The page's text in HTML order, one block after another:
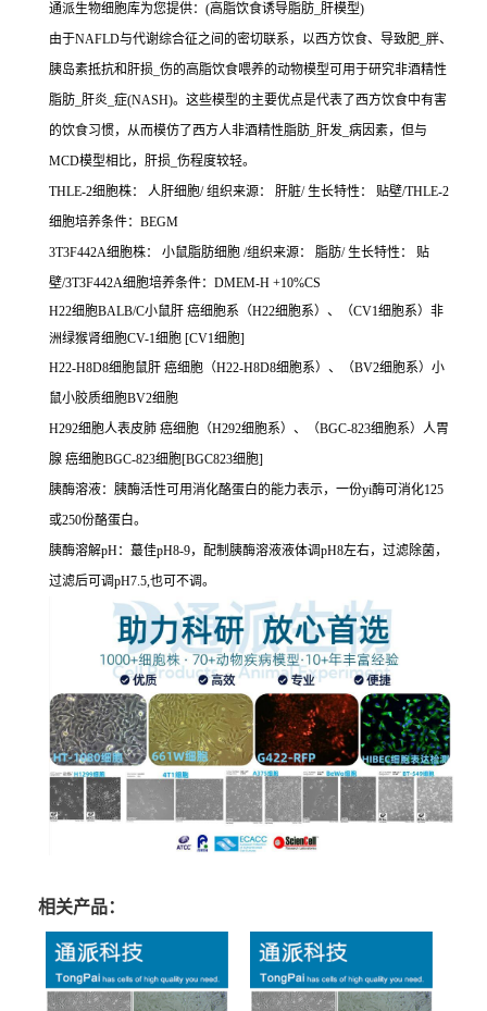
通派生物细胞库为您提供：(高脂饮食诱导脂肪_肝模型)
由于NAFLD与代谢综合征之间的密切联系，以西方饮食、导致肥_胖、
胰岛素抵抗和肝损_伤的高脂饮食喂养的动物模型可用于研究非酒精性
脂肪_肝炎_症(NASH)。这些模型的主要优点是代表了西方饮食中有害
的饮食习惯，从而模仿了西方人非酒精性脂肪_肝发_病因素，但与
MCD模型相比，肝损_伤程度较轻。
THLE-2细胞株： 人肝细胞/ 组织来源： 肝脏/ 生长特性： 贴壁/THLE-2
细胞培养条件：BEGM
3T3F442A细胞株： 小鼠脂肪细胞 /组织来源： 脂肪/ 生长特性： 贴
壁/3T3F442A细胞培养条件：DMEM-H +10%CS
H22细胞BALB/C小鼠肝 癌细胞系（H22细胞系）、（CV1细胞系）非
洲绿猴肾细胞CV-1细胞 [CV1细胞]
H22-H8D8细胞鼠肝 癌细胞（H22-H8D8细胞系）、（BV2细胞系）小
鼠小胶质细胞BV2细胞
H292细胞人表皮肺 癌细胞（H292细胞系）、（BGC-823细胞系）人胃
腺 癌细胞BGC-823细胞[BGC823细胞]
胰酶溶液：胰酶活性可用消化酪蛋白的能力表示，一份yi酶可消化125
或250份酪蛋白。
胰酶溶解pH：蕞佳pH8-9，配制胰酶溶液液体调pH8左右，过滤除菌，
过滤后可调pH7.5,也可不调。
相关产品：